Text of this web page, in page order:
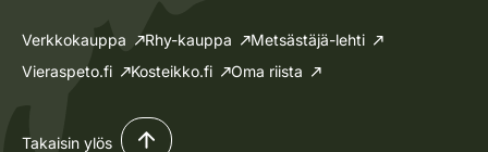
Verkkokauppa Rhy-kauppa
Metsästäjä-lehti
Vieraspeto.fi
Kosteikko.fi Oma riista
Takaisin ylös